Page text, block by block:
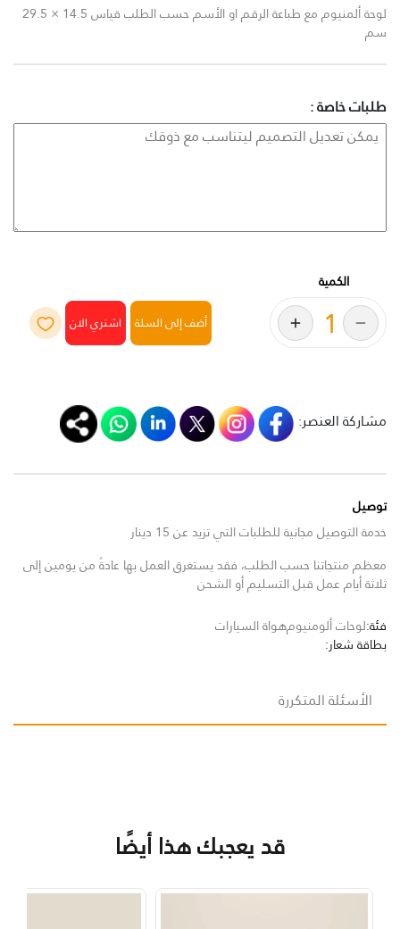
لوحة ألمنيوم مع طباعة الرقم او الأسم حسب الطلب قياس 14.5 × 29.5
سم
طلبات خاصة :
الكمية
أضف إلى السلة
مشاركة العنصر:
توصيل
خدمة التوصيل مجانية للطلبات التي تزيد عن 15 دينار
معظم منتجاتنا حسب الطلب، فقد يستغرق العمل بها عادةً من يومين إلى
ثلاثة أيام عمل قبل التسليم أو الشحن
فئة:لوحات ألومنيومهواة السيارات
بطاقة شعار:
الأسئلة المتكررة
قد يعجبك هذا أيضًا